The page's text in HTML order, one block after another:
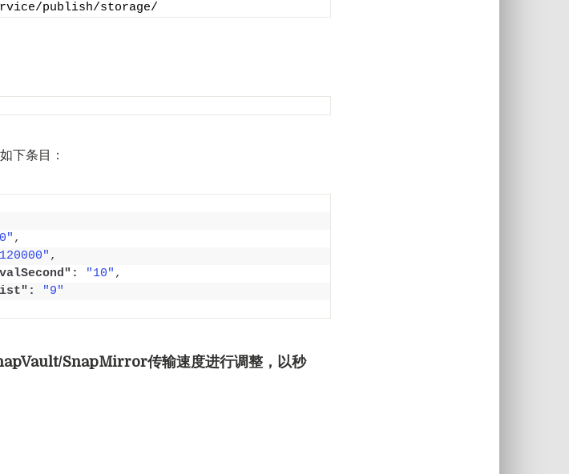
publish/storage/
下条目：
,
,
"10" ,
"9"
SnapMirror传输速度进行调整，以秒